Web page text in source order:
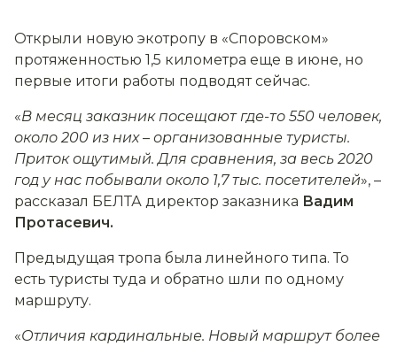
Открыли новую экотропу в «Споровском»
протяженностью 1,5 километра еще в июне, но
первые итоги работы подводят сейчас.
«В месяц заказник посещают где-то 550 человек,
около 200 из них– организованные туристы.
Приток ощутимый. Для сравнения, за весь 2020
год у нас побывали около 1,7 тыс. посетителей», –
рассказал БЕЛТА директор заказника Вадим
Протасевич.
Предыдущая тропа была линейного типа. То
есть туристы туда и обратно шли по одному
маршруту.
«Отличия кардинальные. Новый маршрут более